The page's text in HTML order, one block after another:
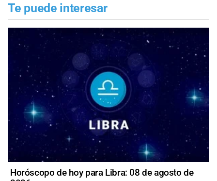
Te puede interesar
Horóscopo de hoy para Libra: 08 de agosto de